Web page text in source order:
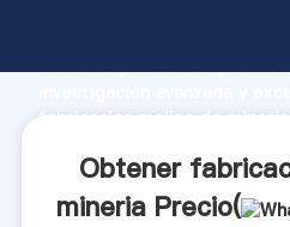
fuerte capacidad de
fabricacion molino de
Obtener
mineria Precio(